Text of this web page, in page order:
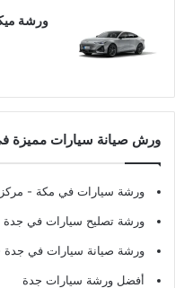
ورشة
ورش صيانة سيارات مميزة
ورشة سيارات في مكة -
ورشة تصليح سيارات في جدة
ورشة صيانة سيارات في جدة
أفضل ورشة سيارات جدة